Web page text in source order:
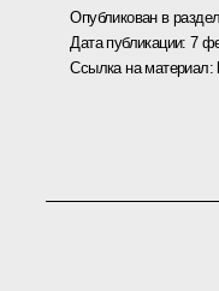
Опубликован в
Дата публикации:7
Ссылка на материал: